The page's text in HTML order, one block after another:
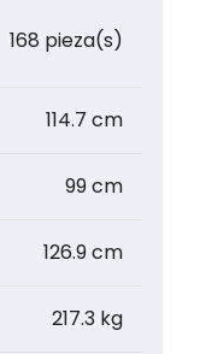
168 pieza(s)
114.7 cm
99 cm
126.9 cm
217.3 kg